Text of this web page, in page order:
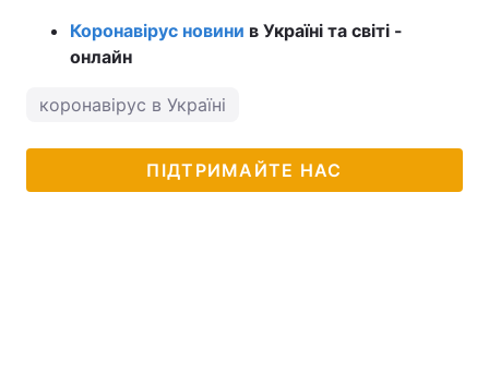
Коронавірус новини в Україні та світі -
онлайн
коронавірус в Україні
ПІДТРИМАЙТЕ НАС